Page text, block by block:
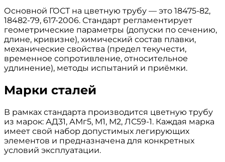
Основной ГОСТ на цветную трубу — это 18475-82,
18482-79, 617-2006. Стандарт регламентирует
геометрические параметры (допуски по сечению,
длине, кривизне), химический состав плавки,
механические свойства (предел текучести,
временное сопротивление, относительное
удлинение), методы испытаний и приёмки.
Марки сталей
В рамках стандарта производится цветную трубу
из марок: АД31, АМг5, М1, М2, ЛС59-1. Каждая марка
имеет свой набор допустимых легирующих
элементов и предназначена для конкретных
условий эксплуатации.